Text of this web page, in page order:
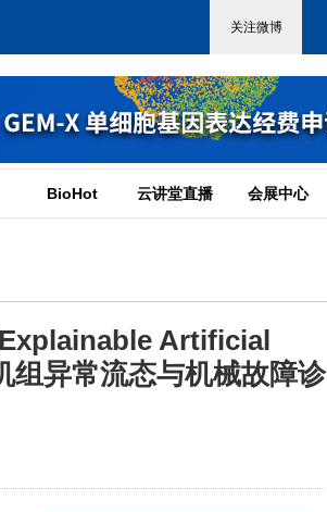
BioHot 云讲堂直播 会展中心
Artificial
异常流态与机械故障诊